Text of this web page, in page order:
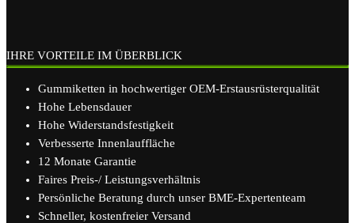
IHRE VORTEILE IM ÜBERBLICK
Gummiketten in hochwertiger OEM-Erstausrüsterqualität
Hohe Lebensdauer
Hohe Widerstandsfestigkeit
Verbesserte Innenlauffläche
12 Monate Garantie
Faires Preis-/ Leistungsverhältnis
Persönliche Beratung durch unser BME-Expertenteam
Schneller, kostenfreier Versand